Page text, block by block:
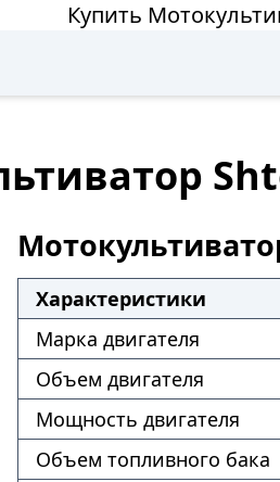
Купить
Характеристики
Марка двигателя
Объем двигателя
Мощность двигателя
Объем топливного бака